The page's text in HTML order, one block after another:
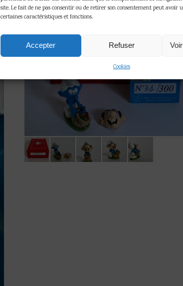
site. Le fait de ne pas consentir ou de retirer son consentement peut avoir
certaines caractéristiques et fonctions.
Accepter Refuser
Cookies